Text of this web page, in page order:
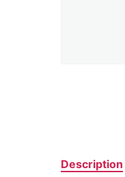
Description